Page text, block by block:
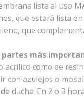
lista al uso
que estará lista
que
partes más
como de
con azulejos o
ducha. En 2 o 3